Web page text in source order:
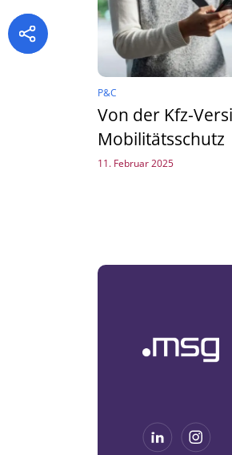
P&C
Von der Kfz-
Mobilitätsschutz
11. Februar 2025